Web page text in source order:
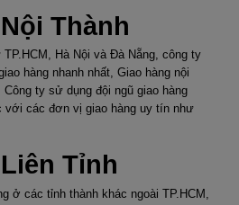
Thành
Hà Nội và Đà Nẵng, công ty
hàng nhanh nhất, Giao hàng nội
Công ty sử dụng đội ngũ giao hàng
với các đơn vị giao hàng uy tín như
Tỉnh
ở các tỉnh thành khác ngoài TP.HCM,